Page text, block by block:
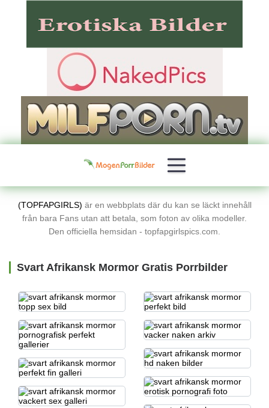
(TOPFAPGIRLS) är en webbplats där du kan se läckt innehåll
från bara Fans utan att betala, som foton av olika modeller.
Den officiella hemsidan - topfapgirlspics.com.
Svart Afrikansk Mormor Gratis Porrbilder